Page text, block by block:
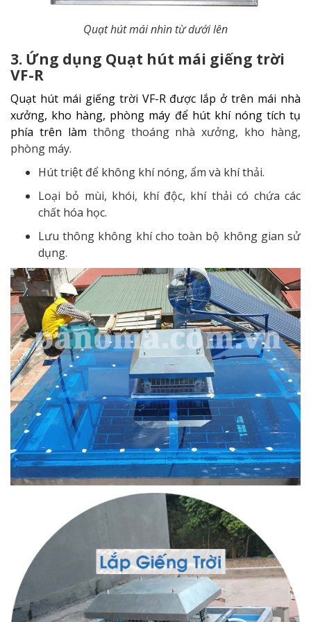
Quạt hút mái nhìn từ dưới lên
3. Ứng dụng Quạt hút mái giếng trời
VF-R
Quạt hút mái giếng trời VF-R được lắp ở trên mái nhà
xưởng, kho hàng, phòng máy để hút khí nóng tích tụ
phía trên làm thông thoáng nhà xưởng, kho hàng,
phòng máy.
Hút triệt để không khí nóng, ẩm và khí thải.
Loại bỏ mùi, khói, khí độc, khí thải có chứa các
chất hóa học.
Lưu thông không khí cho toàn bộ không gian sử
dụng.